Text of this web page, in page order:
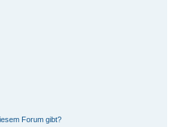
Forum gibt?